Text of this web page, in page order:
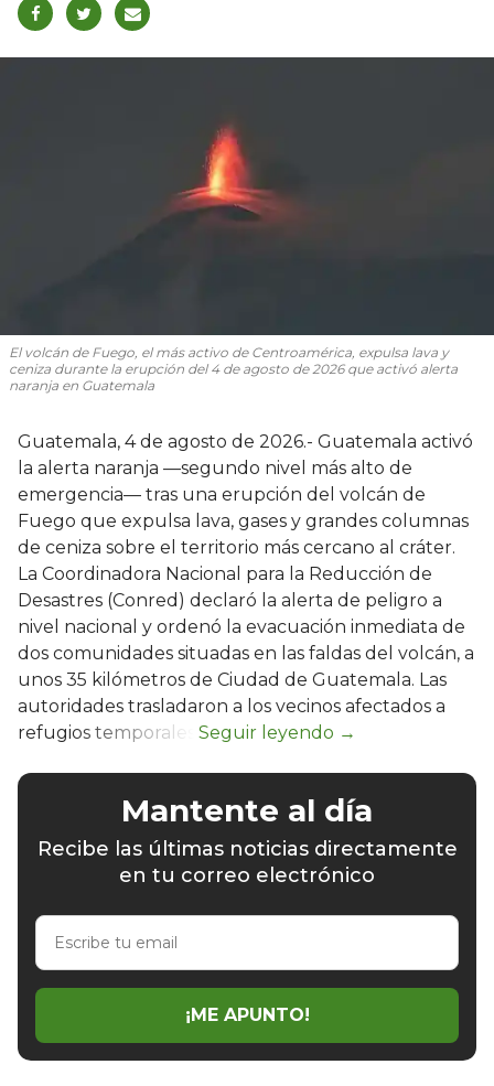
El volcán de Fuego, el más activo de Centroamérica, expulsa lava y
ceniza durante la erupción del 4 de agosto de 2026 que activó alerta
naranja en Guatemala
Guatemala, 4 de agosto de 2026.- Guatemala activó
la alerta naranja —segundo nivel más alto de
emergencia— tras una erupción del volcán de
Fuego que expulsa lava, gases y grandes columnas
de ceniza sobre el territorio más cercano al cráter.
La Coordinadora Nacional para la Reducción de
Desastres (Conred) declaró la alerta de peligro a
nivel nacional y ordenó la evacuación inmediata de
dos comunidades situadas en las faldas del volcán, a
unos 35 kilómetros de Ciudad de Guatemala. Las
autoridades trasladaron a los vecinos afectados a
refugios temporales.
Mantente al día
Recibe las últimas noticias directamente
en tu correo electrónico
Escribe
email
¡ME APUNTO!